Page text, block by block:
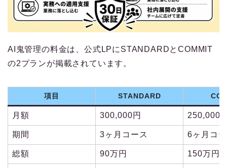
AI鬼管理の料金は、公式LPにSTANDARDとCOMMIT
の2プランが掲載されています。
項目 STANDARD
月額 300,000円 250,000
期間 3ヶ月コース 6ヶ月コ
総額 90万円 150万円